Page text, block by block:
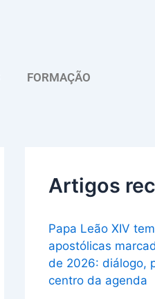
FORMAÇÃO
Artigos
Papa Leão XIV
apostólicas
de 2026: diálogo,
centro da agenda
u